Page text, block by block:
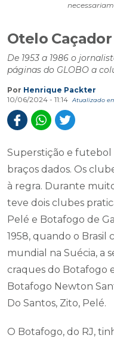
Otelo Caçador
De 1953 a 1986 o
páginas do GLOBO a
Por Henrique Packter
10/06/2024 - 11:14
Atualizado em
Superstição e futebol
braços dados. Os
à regra. Durante
teve dois clubes
Pelé e Botafogo de
1958, quando o
mundial na Suécia, a
craques do Botafogo
Botafogo Newton
Do Santos, Zito, Pelé.
O Botafogo, do RJ,